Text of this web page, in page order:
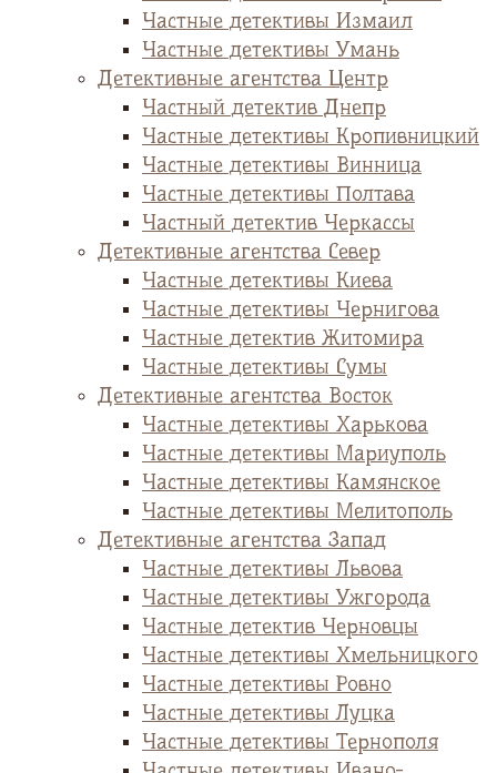
Частные детективы Измаил
Частные детективы Умань
Детективные агентства Центр
Частный детектив Днепр
Частные детективы Кропивницкий
Частные детективы Винница
Частные детективы Полтава
Частный детектив Черкассы
Детективные агентства Север
Частные детективы Киева
Частные детективы Чернигова
Частные детектив Житомира
Частные детективы Сумы
Детективные агентства Восток
Частные детективы Харькова
Частные детективы Мариуполь
Частные детективы Камянское
Частные детективы Мелитополь
Детективные агентства Запад
Частные детективы Львова
Частные детективы Ужгорода
Частные детектив Черновцы
Частные детективы Хмельницкого
Частные детективы Ровно
Частные детективы Луцка
Частные детективы Тернополя